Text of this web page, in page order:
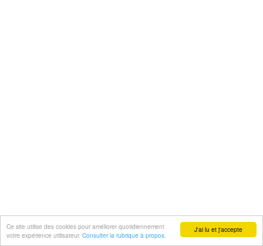
J'ai lu et j'accepte
Ce site utilise des cookies pour améliorer quotidiennement
votre expérience utilisateur. Consulter la rubrique à propos.